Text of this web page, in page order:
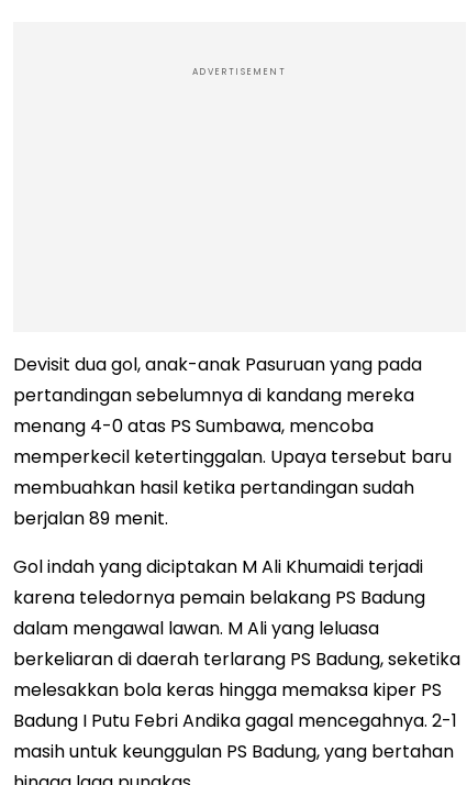
ADVERTISEMENT
Devisit dua gol, anak-anak Pasuruan yang pada
pertandingan sebelumnya di kandang mereka
menang 4-0 atas PS Sumbawa, mencoba
memperkecil ketertinggalan. Upaya tersebut baru
membuahkan hasil ketika pertandingan sudah
berjalan 89 menit.
Gol indah yang diciptakan M Ali Khumaidi terjadi
karena teledornya pemain belakang PS Badung
dalam mengawal lawan. M Ali yang leluasa
berkeliaran di daerah terlarang PS Badung, seketika
melesakkan bola keras hingga memaksa kiper PS
Badung I Putu Febri Andika gagal mencegahnya. 2-1
masih untuk keunggulan PS Badung, yang bertahan